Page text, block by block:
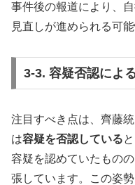
事件後の報道により、
見直しが進められる可
3-3. 容疑否認によ
注目すべき点は、齊藤
は容疑を否認している
容疑を認めていたもの
張しています。この姿